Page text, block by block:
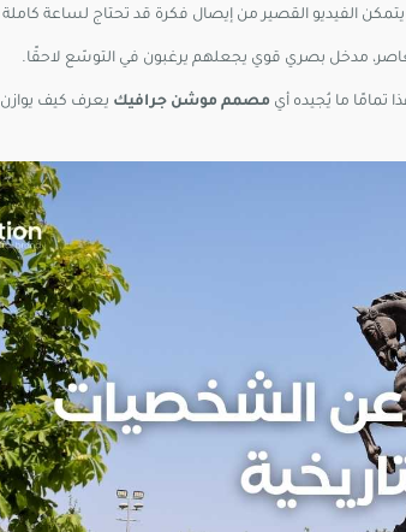
يتمكن الفيديو القصيرمن إيصال فكرة قد تحتاج لساعة كاملة
مدخل بصري قوي يجعلهم يرغبون في التوسّع لاحقًا.
تمامًا ما يُجيده أي مصمم موشن جرافيك يعرف كيف يوازن